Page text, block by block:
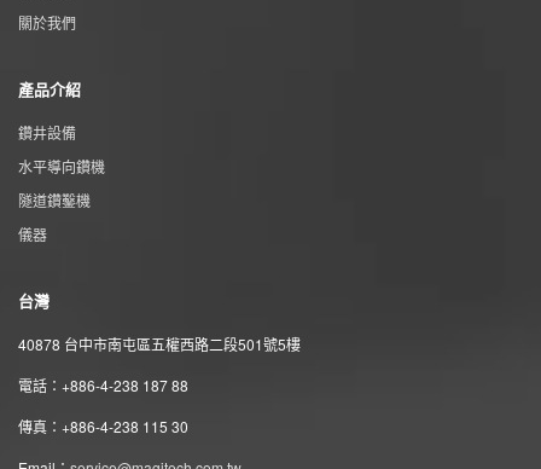
關於我們
產品介紹
鑽井設備
水平導向鑽機
隧道鑽鑿機
儀器
台灣
40878 台中市南屯區五權西路二段501號5樓
電話：+886-4-238 187 88
傳真：+886-4-238 115 30